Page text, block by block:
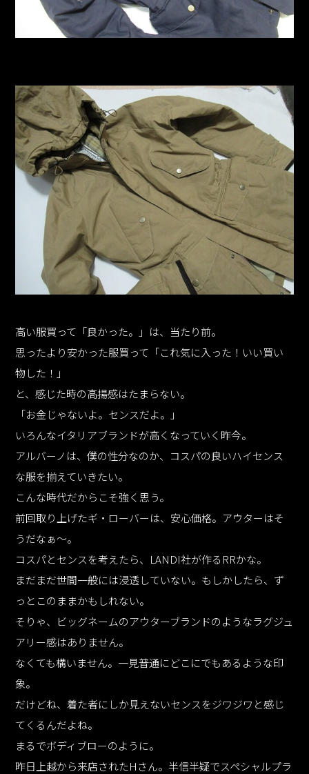
高い服買って「良かった。」は、当たり前。
思ったより安かった服買って「これ気に入った！いい買い
物した！」
と、感じた時の高揚感はたまらない。
「お金じゃないよ。センスだよ。」
いろんなイタリアブランドが高くなっていく昨今。
アルバーノは、僕の性分なのか、コスパの良いハイセンス
な服を揃えていきたい。
こんな時代だからこそ強く思う。
前回取り上げたギ・ローバーは、安心価格。アウターはそ
うだなぁ～。
コスパとセンスを考えたら、LANDI社が作るRRかな。
まだまだ世間一般には浸透していない。もしかしたら、ず
っとこのままかもしれない。
そりゃ、ビッグネームのアウターブランドのようなラグジュ
アリー感はありません。
なくても構いません。一見普通にどこにでもあるような印
象。
だけどね、着た者にしか見えないセンスをジワジワと感じ
てくるんだよね。
まるでボディブローのように。
昨日上越から来店されたHさん。半信半疑でスペシャルプラ